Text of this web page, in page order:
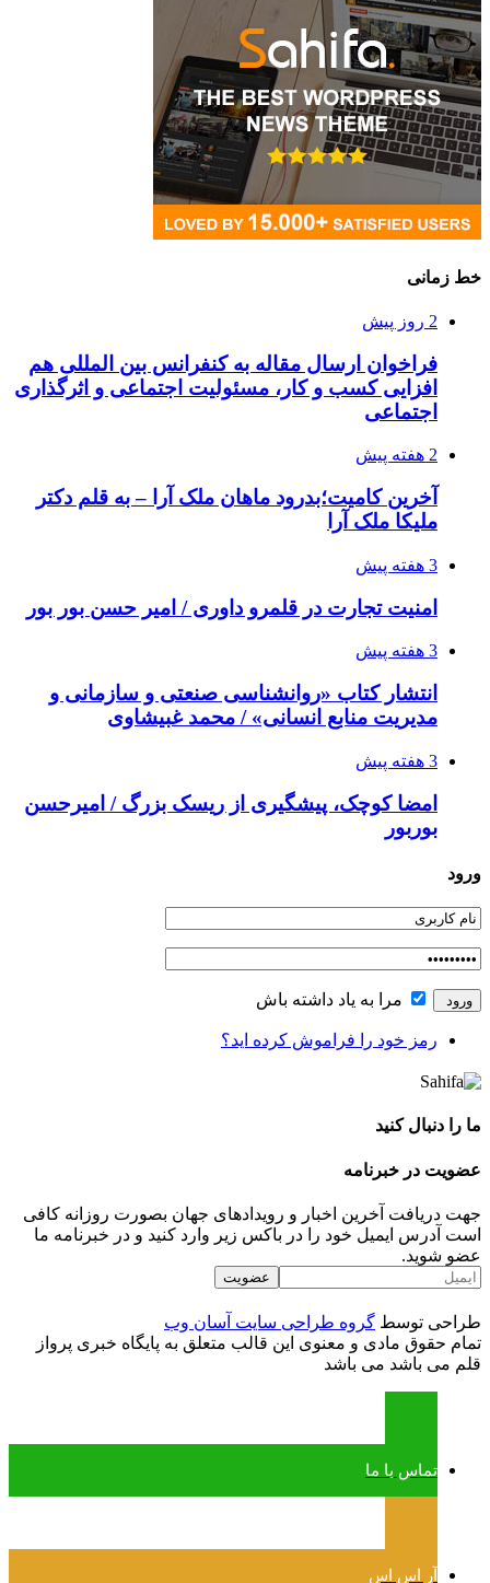
خط زمانی
2 روز پیش
فراخوان ارسال مقاله به کنفرانس بین المللی هم
افزایی کسب و کار، مسئولیت اجتماعی و اثرگذاری
اجتماعی
2 هفته پیش
آخرین کامیت؛بدرود ماهان ملک آرا – به قلم دکتر
ملیکا ملک آرا
3 هفته پیش
امنیت تجارت در قلمرو داوری / امیر حسن بور بور
3 هفته پیش
انتشار کتاب «روانشناسی صنعتی و سازمانی و
مدیریت منابع انسانی» / محمد غبیشاوی
3 هفته پیش
امضا کوچک، پیشگیری از ریسک بزرگ / امیرحسن
بوربور
ورود
مرا به یاد داشته باش
رمز خود را فراموش کرده اید؟
ما را دنبال کنید
عضویت در خبرنامه
جهت دریافت آخرین اخبار و رویدادهای جهان بصورت روزانه کافی
است آدرس ایمیل خود را در باکس زیر وارد کنید و در خبرنامه ما
عضو شوید.
طراحی توسط گروه طراحی سایت آسان وب
تمام حقوق مادی و معنوی این قالب متعلق به پایگاه خبری پرواز
قلم می باشد می باشد
تماس با ما
آر اس اس